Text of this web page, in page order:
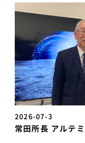
2026-07-3
常田所長 アルテ